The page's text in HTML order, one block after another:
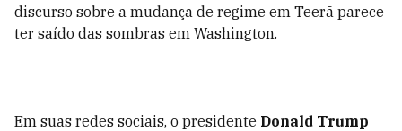
discurso sobre a mudança de regime em Teerã parece
ter saído das sombras em Washington.
Em suas redes sociais, o presidente Donald Trump